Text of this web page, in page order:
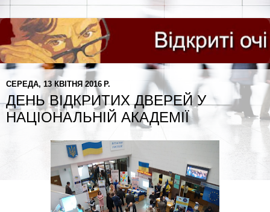
СЕРЕДА, 13 КВІТНЯ 2016 Р.
ДЕНЬ ВІДКРИТИХ ДВЕРЕЙ У
НАЦІОНАЛЬНІЙ АКАДЕМІЇ